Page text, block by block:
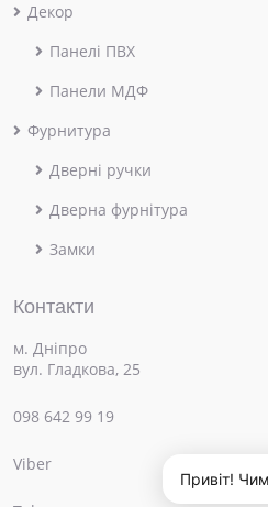
Привіт!
Декор
Панелі ПВХ
Панели МДФ
Фурнитура
Дверні ручки
Дверна фурнітура
Замки
Контакти
м. Дніпро
вул. Гладкова, 25
098 642 99 19
Viber